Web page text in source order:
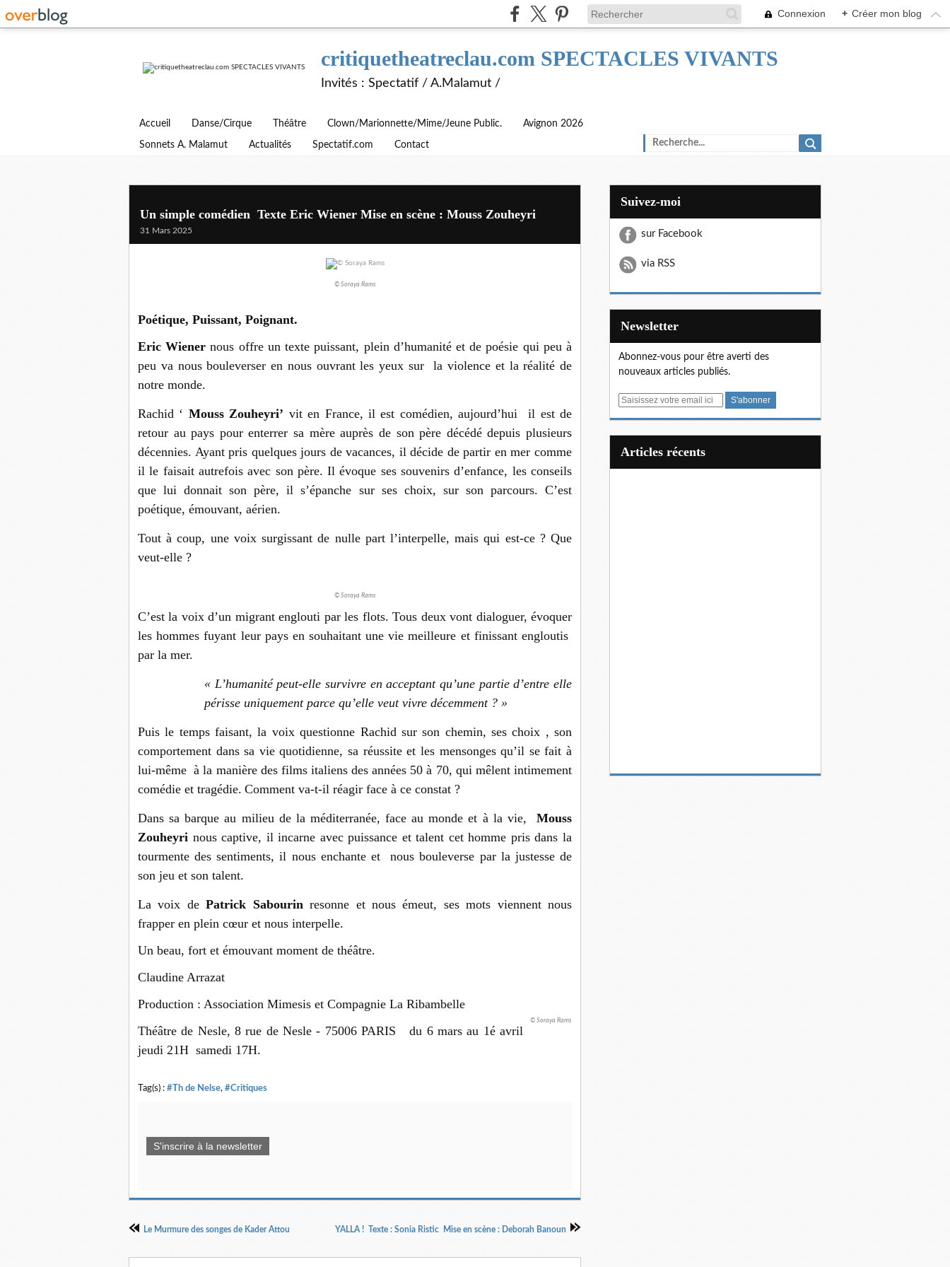
Connexion + Créer mon blog
critiquetheatreclau.com SPECTACLES VIVANTS
Invités : Spectatif / A.Malamut /
Accueil Danse/Cirque Théâtre Clown/Marionnette/Mime/Jeune Public. Avignon 2026
Sonnets A. Malamut Actualités Spectatif.com Contact
Un simple comédien Texte Eric Wiener Mise en scène : Mouss Zouheyri
31 Mars 2025
© Soraya Rams
Poétique, Puissant, Poignant.
Eric Wiener nous offre un texte puissant, plein d’humanité et de poésie qui peu à
peu va nous bouleverser en nous ouvrant les yeux sur la violence et la réalité de
notre monde.
Rachid ‘ Mouss Zouheyri’ vit en France, il est comédien, aujourd’hui il est de
retour au pays pour enterrer sa mère auprès de son père décédé depuis plusieurs
décennies. Ayant pris quelques jours de vacances, il décide de partir en mer comme
il le faisait autrefois avec son père. Il évoque ses souvenirs d’enfance, les conseils
que lui donnait son père, il s’épanche sur ses choix, sur son parcours. C’est
poétique, émouvant, aérien.
Tout à coup, une voix surgissant de nulle part l’interpelle, mais qui est-ce ? Que
veut-elle ?
© Soraya Rams
C’est la voix d’un migrant englouti par les flots. Tous deux vont dialoguer, évoquer
les hommes fuyant leur pays en souhaitant une vie meilleure et finissant engloutis
par la mer.
« L’humanité peut-elle survivre en acceptant qu’une partie d’entre elle
périsse uniquement parce qu’elle veut vivre décemment ? »
Puis le temps faisant, la voix questionne Rachid sur son chemin, ses choix , son
comportement dans sa vie quotidienne, sa réussite et les mensonges qu’il se fait à
lui-même à la manière des films italiens des années 50 à 70, qui mêlent intimement
comédie et tragédie. Comment va-t-il réagir face à ce constat ?
Dans sa barque au milieu de la méditerranée, face au monde et à la vie, Mouss
Zouheyri nous captive, il incarne avec puissance et talent cet homme pris dans la
tourmente des sentiments, il nous enchante et nous bouleverse par la justesse de
son jeu et son talent.
La voix dePatrick Sabourinresonne et nous émeut, ses mots viennent nous
frapper en plein cœur et nous interpelle.
Un beau, fort et émouvant moment de théâtre.
Claudine Arrazat
© Soraya Rams
Production : Association Mimesis et Compagnie La Ribambelle
Théâtre de Nesle, 8 rue de Nesle - 75006 PARIS du 6 mars au 1é avril
jeudi 21H samedi 17H.
Tag(s) : #Th de Nelse, #Critiques
S'inscrire à la newsletter
Le Murmure des songes de Kader Attou YALLA ! Texte : Sonia Ristic Mise en scène : Deborah Banoun
Suivez-moi
sur Facebook
via RSS
Newsletter
Abonnez-vous pour être averti des
nouveaux articles publiés.
E
articles récents